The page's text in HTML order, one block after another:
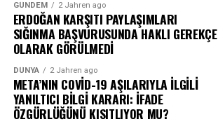
GÜNDEM 2 Jahren ago
ERDOĞAN KARŞITI PAYLAŞIMLARI
SIĞINMA BAŞVURUSUNDA HAKLI GEREKÇE
OLARAK GÖRÜLMEDİ
DÜNYA 2 Jahren ago
META’NIN COVİD-19 AŞILARIYLA İLGİLİ
YANILTICI BİLGİ KARARI: İFADE
ÖZGÜRLÜĞÜNÜ KISITLIYOR MU?